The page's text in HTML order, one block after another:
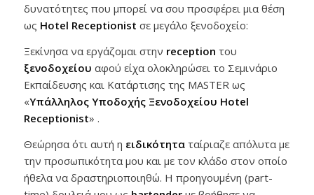
δυνατότητες που μπορεί να σου προσφέρει μια θέση
ως Hotel Receptionist σε μεγάλο ξενοδοχείο:
Ξεκίνησα να εργάζομαι στην reception του
ξενοδοχείου αφού είχα ολοκληρώσει το Σεμινάριο
Εκπαίδευσης και Κατάρτισης της MASTER ως
«Υπάλληλος Υποδοχής Ξενοδοχείου Hotel
Receptionist» .
Θεώρησα ότι αυτή η ειδικότηταταίριαζε απόλυτα με
την προσωπικότητα μου και με τον κλάδο στον οποίο
ήθελα να δραστηριοποιηθώ. Η προηγουμένη (part-